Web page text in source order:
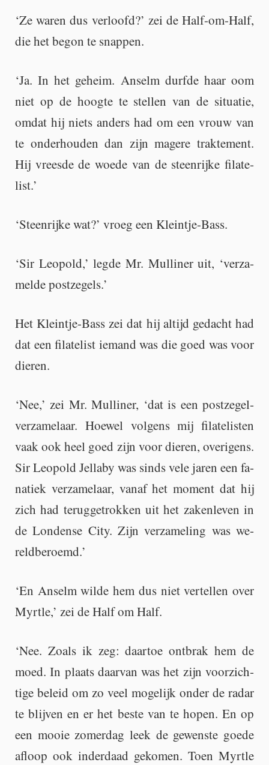
‘Ze waren dus ver­loofd?’ zei de Half-om-Half,
die het begon te snap­pen.
‘Ja. In het ge­heim. An­selm durf­de haar oom
niet op de hoog­te te stel­len van de si­tu­a­tie,
omdat hij niets an­ders had om een vrouw van
te on­der­hou­den dan zijn ma­ge­re trak­te­ment.
Hij vrees­de de woede van de steen­rij­ke fi­la­te­
list.’
‘Steen­rij­ke wat?’ vroeg een Klein­tje-Bass.
‘Sir Le­o­pold,’ legde Mr. Mul­li­ner uit, ‘ver­za­
mel­de post­ze­gels.’
Het Klein­tje-Bass zei dat hij al­tijd ge­dacht had
dat een fi­la­te­list ie­mand was die goed was voor
die­ren.
‘Nee,’ zei Mr. Mul­li­ner, ‘dat is een post­ze­gel­
ver­za­me­laar. Hoe­wel vol­gens mij fi­la­te­lis­ten
vaak ook heel goed zijn voor die­ren, ove­ri­gens.
Sir Le­o­pold Jel­la­by was sinds vele jaren een fa­
na­tiek ver­za­me­laar, vanaf het mo­ment dat hij
zich had te­rug­ge­trok­ken uit het za­ken­le­ven in
de Lon­den­se City. Zijn ver­za­me­ling was we­
reld­be­roemd.’
‘En An­selm wilde hem dus niet ver­tel­len over
Myrt­le,’ zei de Half om Half.
‘Nee. Zoals ik zeg: daar­toe ont­brak hem de
moed. In plaats daar­van was het zijn voor­zich­
ti­ge be­leid om zo veel mo­ge­lijk onder de radar
te blij­ven en er het beste van te hopen. En op
een mooie zo­mer­dag leek de ge­wens­te goede
af­loop ook in­der­daad ge­ko­men. Toen Myrt­le